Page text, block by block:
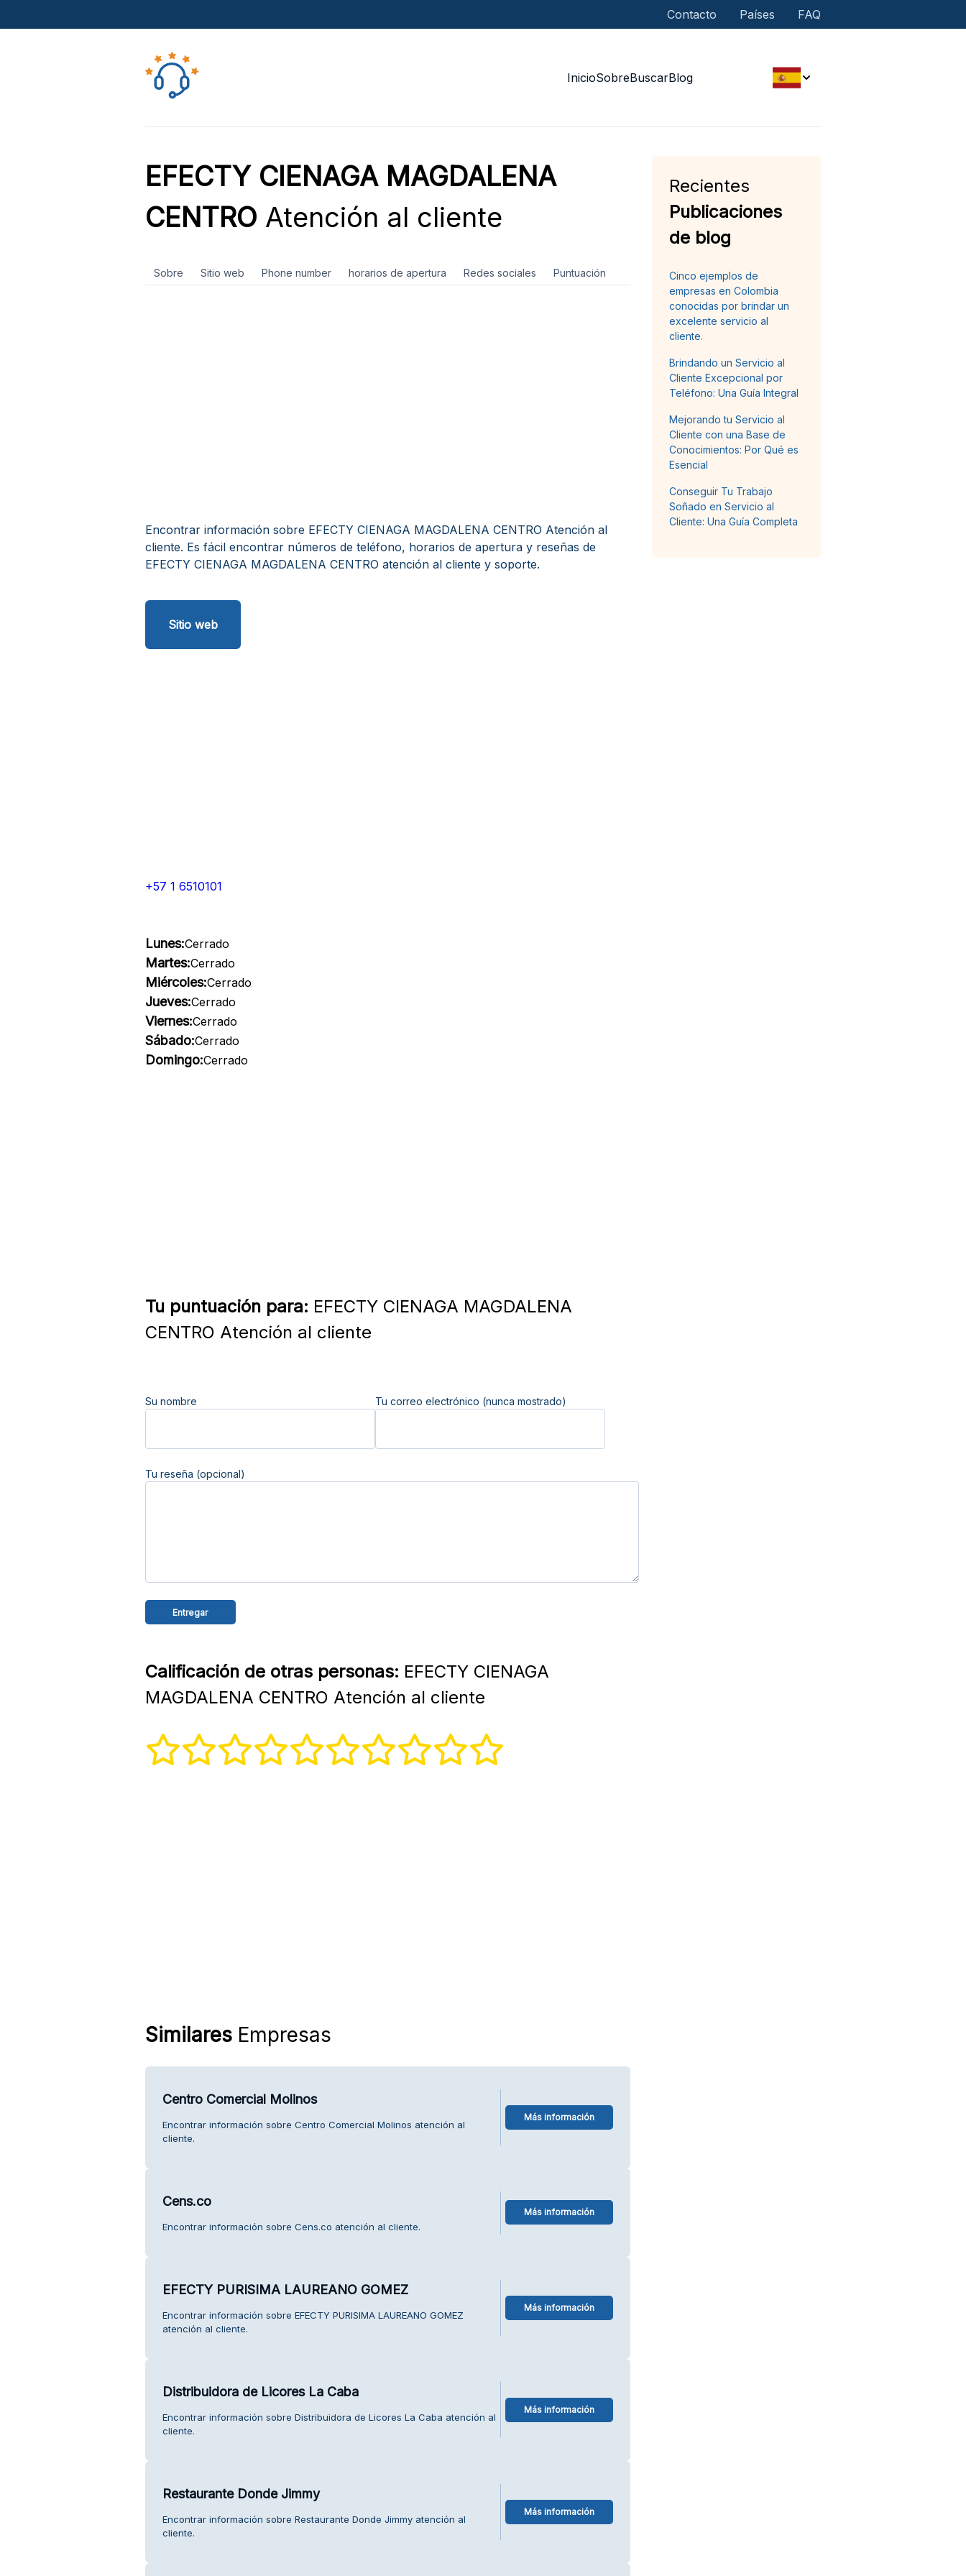
Contacto Países FAQ
InicioSobreBuscarBlog
EFECTY CIENAGA MAGDALENA
CENTRO Atención al cliente
Sobre Sitio web Phone number horarios de apertura Redes sociales Puntuación
Encontrar información sobre EFECTY CIENAGA MAGDALENA CENTRO Atención al
cliente. Es fácil encontrar números de teléfono, horarios de apertura y reseñas de
EFECTY CIENAGA MAGDALENA CENTRO atención al cliente y soporte.
Sitio web
+57 1 6510101
Lunes:Cerrado
Martes:Cerrado
Miércoles:Cerrado
Jueves:Cerrado
Viernes:Cerrado
Sábado:Cerrado
Domingo:Cerrado
Tu puntuación para: EFECTY CIENAGA MAGDALENA
CENTRO Atención al cliente
Su nombre Tu correo electrónico (nunca mostrado)
Tu reseña (opcional)
Calificación de otras personas: EFECTY CIENAGA
MAGDALENA CENTRO Atención al cliente
SimilaresEmpresas
Centro Comercial Molinos
Encontrar información sobre Centro Comercial Molinos atención al
cliente.
Más información
Cens.co
Encontrar información sobre Cens.co atención al cliente.
Más información
EFECTY PURISIMA LAUREANO GOMEZ
Encontrar información sobre EFECTY PURISIMA LAUREANO GOMEZ
atención al cliente.
Más información
Distribuidora de Licores La Caba
Encontrar información sobre Distribuidora de Licores La Caba atención al
cliente.
Más información
Restaurante Donde Jimmy
Encontrar información sobre Restaurante Donde Jimmy atención al
cliente.
Más información
Recientes
Publicaciones
de blog
Cinco ejemplos de
empresas en Colombia
conocidas por brindar un
excelente servicio al
cliente.
Brindando un Servicio al
Cliente Excepcional por
Teléfono: Una Guía Integral
Mejorando tu Servicio al
Cliente con una Base de
Conocimientos: Por Qué es
Esencial
Conseguir Tu Trabajo
Soñado en Servicio al
Cliente: Una Guía Completa